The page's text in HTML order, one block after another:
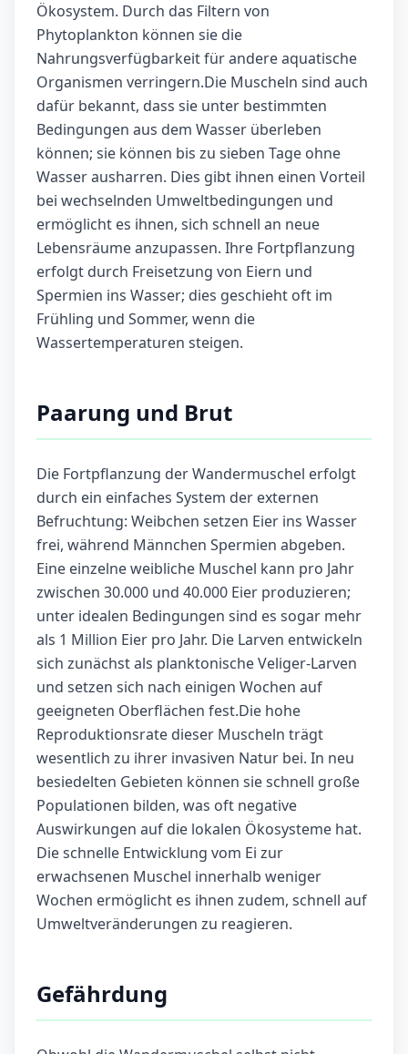
Ökosystem. Durch das Filtern von
Phytoplankton können sie die
Nahrungsverfügbarkeit für andere aquatische
Organismen verringern.Die Muscheln sind auch
dafür bekannt, dass sie unter bestimmten
Bedingungen aus dem Wasser überleben
können; sie können bis zu sieben Tage ohne
Wasser ausharren. Dies gibt ihnen einen Vorteil
bei wechselnden Umweltbedingungen und
ermöglicht es ihnen, sich schnell an neue
Lebensräume anzupassen. Ihre Fortpflanzung
erfolgt durch Freisetzung von Eiern und
Spermien ins Wasser; dies geschieht oft im
Frühling und Sommer, wenn die
Wassertemperaturen steigen.
Paarung und Brut
Die Fortpflanzung der Wandermuschel erfolgt
durch ein einfaches System der externen
Befruchtung: Weibchen setzen Eier ins Wasser
frei, während Männchen Spermien abgeben.
Eine einzelne weibliche Muschel kann pro Jahr
zwischen 30.000 und 40.000 Eier produzieren;
unter idealen Bedingungen sind es sogar mehr
als 1 Million Eier pro Jahr. Die Larven entwickeln
sich zunächst als planktonische Veliger-Larven
und setzen sich nach einigen Wochen auf
geeigneten Oberflächen fest.Die hohe
Reproduktionsrate dieser Muscheln trägt
wesentlich zu ihrer invasiven Natur bei. In neu
besiedelten Gebieten können sie schnell große
Populationen bilden, was oft negative
Auswirkungen auf die lokalen Ökosysteme hat.
Die schnelle Entwicklung vom Ei zur
erwachsenen Muschel innerhalb weniger
Wochen ermöglicht es ihnen zudem, schnell auf
Umweltveränderungen zu reagieren.
Gefährdung